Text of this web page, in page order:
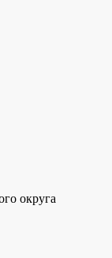
округа